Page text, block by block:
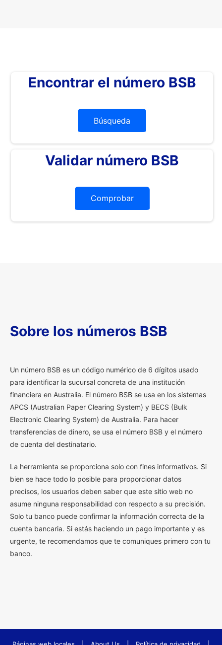
Encontrar el número BSB
Búsqueda
Validar número BSB
Comprobar
Sobre los números BSB
Un número BSB es un código numérico de 6 dígitos usado
para identificar la sucursal concreta de una institución
financiera en Australia. El número BSB se usa en los sistemas
APCS (Australian Paper Clearing System) y BECS (Bulk
Electronic Clearing System) de Australia. Para hacer
transferencias de dinero, se usa el número BSB y el número
de cuenta del destinatario.
La herramienta se proporciona solo con fines informativos. Si
bien se hace todo lo posible para proporcionar datos
precisos, los usuarios deben saber que este sitio web no
asume ninguna responsabilidad con respecto a su precisión.
Solo tu banco puede confirmar la información correcta de la
cuenta bancaria. Si estás haciendo un pago importante y es
urgente, te recomendamos que te comuniques primero con tu
banco.